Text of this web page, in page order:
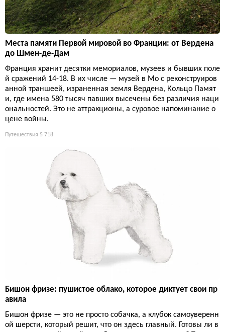
Места памяти Первой мировой во Франции: от Вердена
до Шмен-де-Дам
Франция хранит десятки мемориалов, музеев и бывших поле
й сражений 14-18. В их числе — музей в Мо с реконструиров
анной траншеей, израненная земля Вердена, Кольцо Памят
и, где имена 580 тысяч павших высечены без различия наци
ональностей. Это не аттракционы, а суровое напоминание о
цене войны.
Путешествия 5 718
Бишон фризе: пушистое облако, которое диктует свои пр
авила
Бишон фризе — это не просто собачка, а клубок самоуверенн
ой шерсти, который решит, что он здесь главный. Готовы ли в